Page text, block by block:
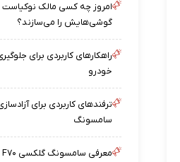
امروز چه کسی مالک
گوشی‌هایش را می‌سازند؟
راهکارهای کاربردی برای
خودرو
ترفندهای کاربردی برای
سامسونگ